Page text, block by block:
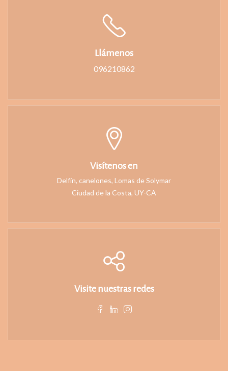
Llámenos
096210862
Visítenos en
Delfín, canelones, Lomas de Solymar
Ciudad de la Costa, UY-CA
Visite nuestras redes